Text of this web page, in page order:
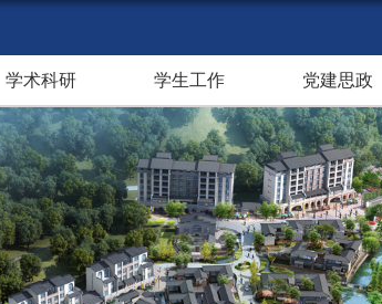
学术科研 学生工作 党建思政